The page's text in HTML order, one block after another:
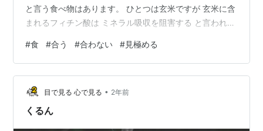
と言う食べ物はあります。 ひとつは玄米ですが 玄米に含
まれるフィチン酸は ミネラル吸収を阻害する と言われて
れていると言われています。 健康に良いとされるもので
も 調べてみると良くない所もある 見極めが大事ですね。
ただ知識も大事ですが 一番は自分の感覚 食を変えてみて
身体が軽くなったか、重くなったか 体調が良くなった
か、悪くなったか 人にそれぞれ体質は違うので どんなも
#食 #合う #合わない #見極める
目で見る 心で見る • 2年前
くるん